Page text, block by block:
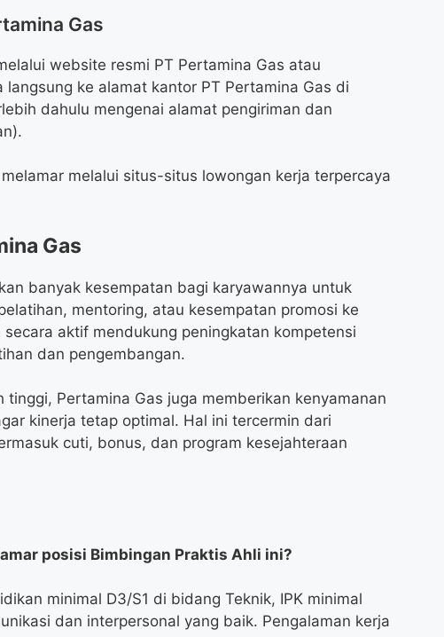
Gas
website resmi PT Pertamina Gas atau
ke alamat kantor PT Pertamina Gas di
dahulu mengenai alamat pengiriman dan
melalui situs-situs lowongan kerja terpercaya
Gas
banyak kesempatan bagi karyawannya untuk
mentoring, atau kesempatan promosi ke
aktif mendukung peningkatan kompetensi
dan pengembangan.
tinggi, Pertamina Gas juga memberikan kenyamanan
kinerja tetap optimal. Hal ini tercermin dari
cuti, bonus, dan program kesejahteraan
posisi Bimbingan Praktis Ahli ini?
minimal D3/S1 di bidang Teknik, IPK minimal
dan interpersonal yang baik. Pengalaman kerja